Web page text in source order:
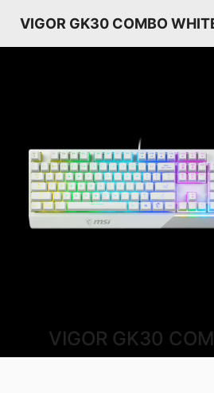
VIGOR GK30 COMBO
VIGOR GK30